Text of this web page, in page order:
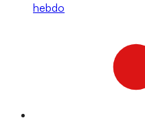
hebdo